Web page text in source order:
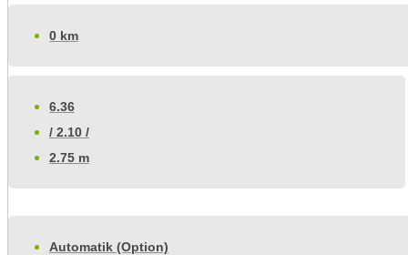
0 km
6.36
/ 2.10 /
2.75 m
Automatik (Option)